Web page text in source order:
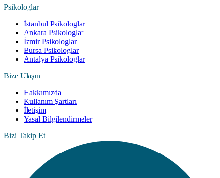
Psikologlar
İstanbul Psikologlar
Ankara Psikologlar
İzmir Psikologlar
Bursa Psikologlar
Antalya Psikologlar
Bize Ulaşın
Hakkımızda
Kullanım Şartları
İletişim
Yasal Bilgilendirmeler
Bizi Takip Et